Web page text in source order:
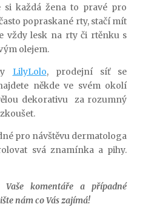
si každá žena to pravé pro
popraskané rty, stačí mít
vždy lesk na rty či rtěnku s
olejem.
LilyLolo, prodejní síť se
někde ve svém okolí
dekorativu za rozumný
pro návštěvu dermatologa
svá znamínka a pihy.
Vaše komentáře a případné
nám co Vás zajímá!